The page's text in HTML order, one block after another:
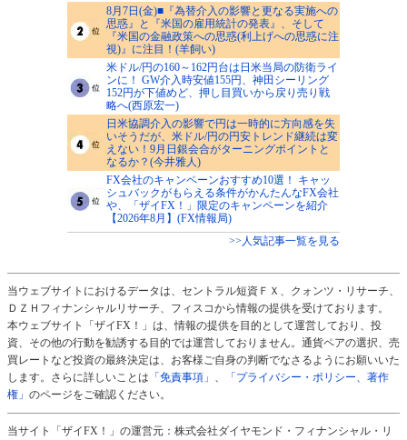
8月7日(金)■『為替介入の影響と更なる実施への
思惑』と『米国の雇用統計の発表』、そして
『米国の金融政策への思惑(利上げへの思惑に注
視)』に注目！(羊飼い)
米ドル/円の160～162円台は日米当局の防衛ライ
ンに！ GW介入時安値155円、神田シーリング
152円が下値めど、押し目買いから戻り売り戦
略へ(西原宏一)
日米協調介入の影響で円は一時的に方向感を失
いそうだが、米ドル/円の円安トレンド継続は変
えない！9月日銀会合がターニングポイントと
なるか？(今井雅人)
FX会社のキャンペーンおすすめ10選！ キャッ
シュバックがもらえる条件がかんたんなFX会社
や、「ザイFX！」限定のキャンペーンを紹介
【2026年8月】(FX情報局)
>>人気記事一覧を見る
当ウェブサイトにおけるデータは、セントラル短資ＦＸ、クォンツ・リサーチ、
ＤＺＨフィナンシャルリサーチ、フィスコから情報の提供を受けております。
本ウェブサイト「ザイFX！」は、情報の提供を目的として運営しており、投
資、その他の行動を勧誘する目的では運営しておりません。通貨ペアの選択、売
買レートなど投資の最終決定は、お客様ご自身の判断でなさるようにお願いいた
します。さらに詳しいことは 「免責事項」 、
「プライバシー・ポリシー、著作
権」 のページをご確認ください。
当サイト「ザイFX！」の運営元：株式会社ダイヤモンド・フィナンシャル・リ